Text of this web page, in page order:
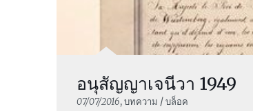
อนุสัญญาเจนีวา 1949
07/07/2016, บทความ / บล็อค